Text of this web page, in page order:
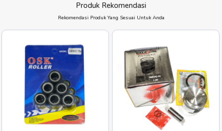
Produk Rekomendasi
Rekomendasi Produk Yang Sesuai Untuk Anda